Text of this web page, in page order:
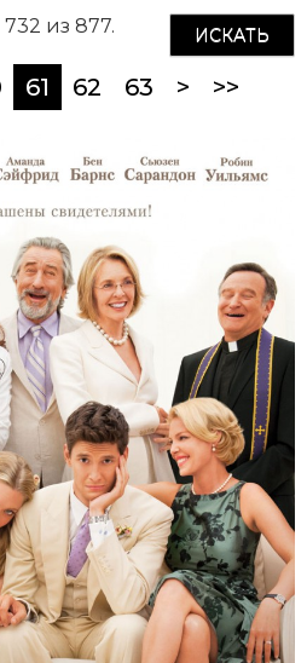
ИСКАТЬ
из 877.
61 (current)
62 63 > >>